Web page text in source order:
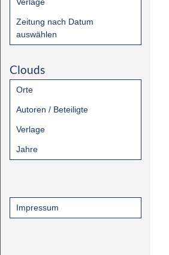
Zeitung nach Datum
auswählen
Clouds
Orte
Autoren / Beteiligte
Verlage
Jahre
Impressum